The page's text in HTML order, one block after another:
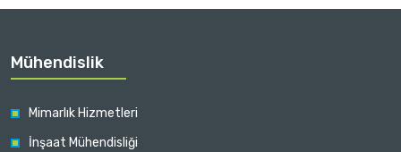
Mühendislik
Mimarlık Hizmetleri
İnşaat Mühendisliği